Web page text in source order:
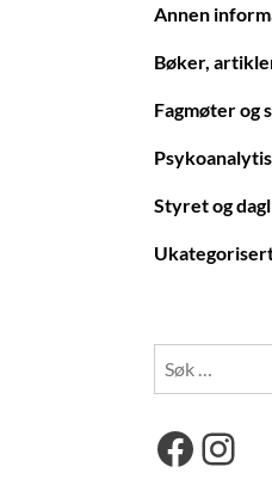
Annen
Bøker,
Fagmøter og
Styret og
etter: